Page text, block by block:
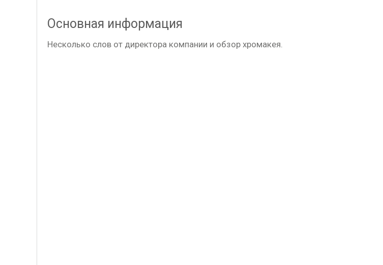
Основная информация
Несколько слов от директора компании и обзор хромакея.